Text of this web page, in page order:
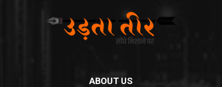
ABOUT US